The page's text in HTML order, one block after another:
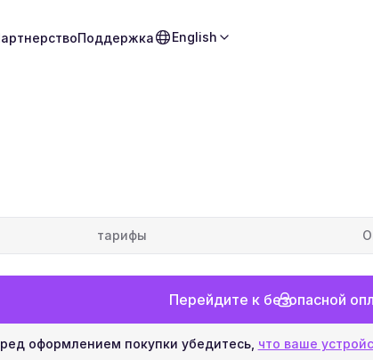
Поддержка English
тарифы
Перейдите к безопасной
оформлением покупки убедитесь, что ваше